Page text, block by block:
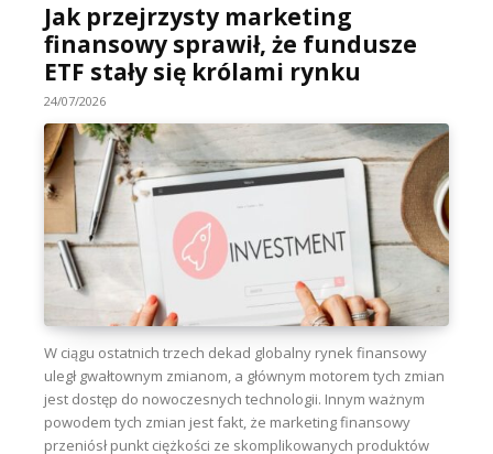
Jak przejrzysty marketing
finansowy sprawił, że fundusze
ETF stały się królami rynku
24/07/2026
W ciągu ostatnich trzech dekad globalny rynek finansowy
uległ gwałtownym zmianom, a głównym motorem tych zmian
jest dostęp do nowoczesnych technologii. Innym ważnym
powodem tych zmian jest fakt, że marketing finansowy
przeniósł punkt ciężkości ze skomplikowanych produktów